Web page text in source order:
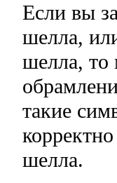
Если вы
шелла,
шелла, то
такие
шелла.